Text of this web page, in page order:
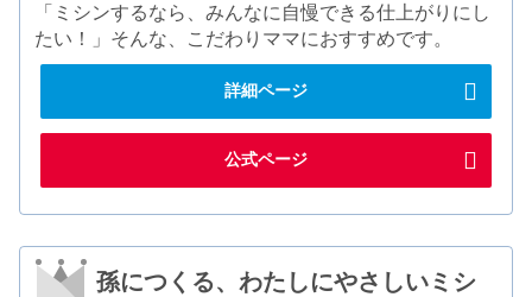
「ミシンするなら、みんなに自慢できる仕上がりにし
たい！」そんな、こだわりママにおすすめです。
詳細ページ
公式ページ
孫につくる、わたしにやさしいミシ